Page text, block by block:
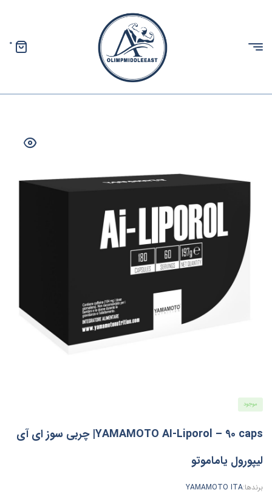
الیمپ
0
موجود
YAMAMOTO AI-Liporol – 90 caps| چربی سوز ای آی
لیپورول یاماموتو
برندها:YAMAMOTO ITA